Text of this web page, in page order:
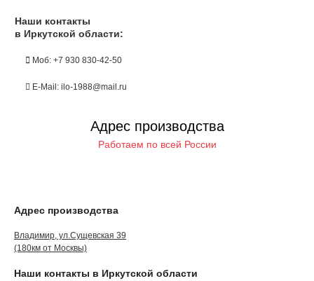
Наши контакты
в Иркутской области:
Моб: +7 930 830-42-50
E-Mail: ilo-1988@mail.ru
Адрес производства
Работаем по всей России
Адрес производства
Владимир, ул.Сущевская 39
(180км от Москвы)
Наши контакты в Иркутской области